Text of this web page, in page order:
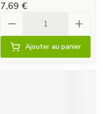
7,69 €
Ajouter au panier